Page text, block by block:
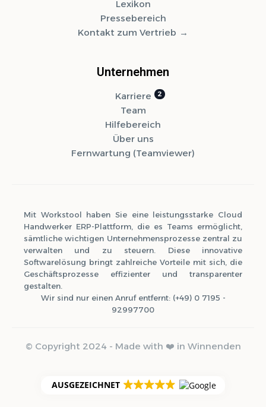
Lexikon
Pressebereich
Kontakt zum Vertrieb
Unternehmen
Karriere
Team
Hilfebereich
Über uns
Fernwartung (Teamviewer)
Mit Workstool haben Sie eine leistungsstarke Cloud
Handwerker ERP-Plattform, die es Teams ermöglicht,
sämtliche wichtigen Unternehmensprozesse zentral zu
verwalten und zu steuern. Diese innovative
Softwarelösung bringt zahlreiche Vorteile mit sich, die
Geschäftsprozesse effizienter und transparenter
gestalten.
Wir sind nur einen Anruf entfernt: (+49) 0 7195 -
92997700
© Copyright 2024 - Made with ❤️ in Winnenden
AUSGEZEICHNET